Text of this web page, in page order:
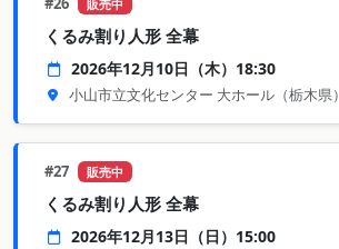
販売中
くるみ割り人形 全幕
2026年12月10日（木）18:30
小山市立文化センター 大ホール （栃木県）
#27 販売中
くるみ割り人形 全幕
2026年12月13日（日）15:00